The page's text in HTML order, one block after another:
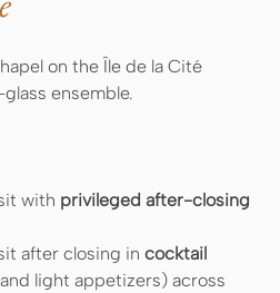
on the Île de la Cité
ensemble.
with privileged after-closing
after closing in cocktail
light appetizers) across